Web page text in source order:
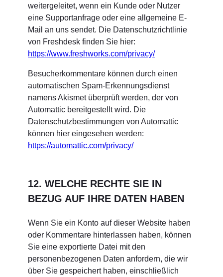
weitergeleitet, wenn ein Kunde oder Nutzer
eine Supportanfrage oder eine allgemeine E-
Mail an uns sendet. Die Datenschutzrichtlinie
von Freshdesk finden Sie hier:
https://www.freshworks.com/privacy/
Besucherkommentare können durch einen
automatischen Spam-Erkennungsdienst
namens Akismet überprüft werden, der von
Automattic bereitgestellt wird. Die
Datenschutzbestimmungen von Automattic
können hier eingesehen werden:
https://automattic.com/privacy/
12. WELCHE RECHTE SIE IN
BEZUG AUF IHRE DATEN HABEN
Wenn Sie ein Konto auf dieser Website haben
oder Kommentare hinterlassen haben, können
Sie eine exportierte Datei mit den
personenbezogenen Daten anfordern, die wir
über Sie gespeichert haben, einschließlich